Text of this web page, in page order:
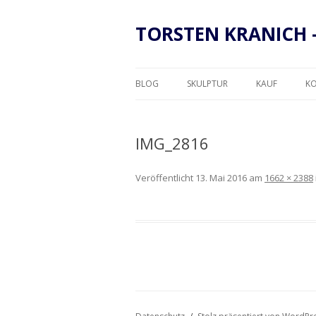
TORSTEN KRANICH
BLOG SKULPTUR KAUF
IMG_2816
Veröffentlicht 13. Mai 2016 am 1662 × 2388